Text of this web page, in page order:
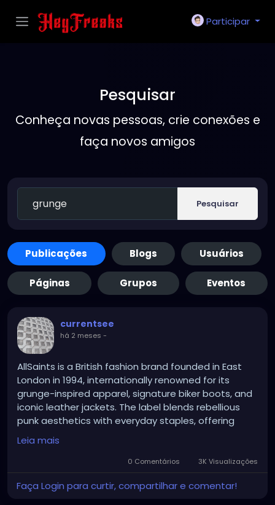
Participar
Pesquisar
Conheça novas pessoas, crie conexões e
faça novos amigos
Pesquisar
Publicações Blogs Usuários
Páginas Grupos Eventos
currentsee
há 2 meses -
AllSaints is a British fashion brand founded in East
London in 1994, internationally renowned for its
grunge-inspired apparel, signature biker boots, and
iconic leather jackets. The label blends rebellious
punk aesthetics with everyday staples, offering
edgy distressed denim, knitwear, and accessories
for both men and women
Leia mais
0 Comentários 3K Visualizações
Faça Login para curtir, compartilhar e comentar!